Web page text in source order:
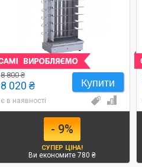
Купити
8 800 ₴
8 020 ₴
є в наявності
- 9%
СУПЕР ЦІНА!
Ви економите 780 ₴